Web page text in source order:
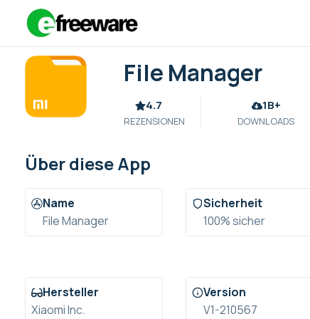
Inhalt
File Manager
4.7
REZENSIONEN
1B+
DOWNLOADS
Über diese App
Name
File Manager
Sicherheit
100% sicher
Hersteller
Xiaomi Inc.
Version
V1-210567